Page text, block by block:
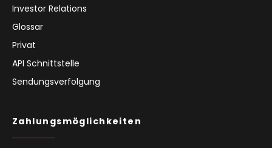
Investor Relations
Glossar
Privat
API Schnittstelle
Sendungsverfolgung
Zahlungsmöglichkeiten